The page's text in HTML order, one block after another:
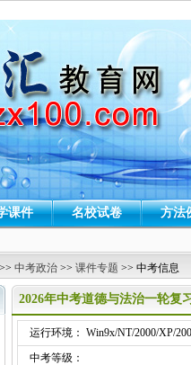
课件 名校试卷 方法
>> 中考政治 >> 课件专题 >> 中考信息
2026年中考道德与法治一轮复
运行环境： Win9x/NT/2000/XP/
中考等级：